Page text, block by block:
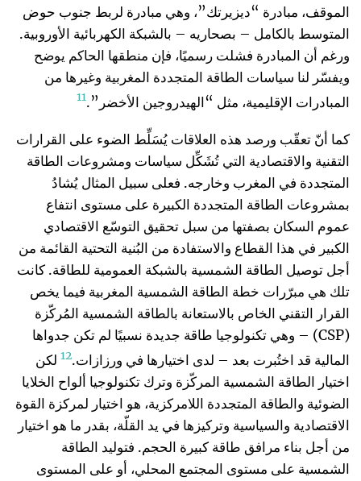
الموقف، مبادرة “ديزيرتك”، وهي مبادرة لربط جنوب حوض
المتوسط بالكامل – بصحاريه – بالشبكة الكهربائية الأوروبية.
ورغم أن المبادرة فشلت رسميًا، فإن منطقها الحاكم يوضح
ويفسّر لنا سياسات الطاقة المتجددة المغربية وغيرها من
المبادرات الإقليمية، مثل “الهيدروجين الأخضر”.11
كما أنّ تعقّب ورصد هذه العلاقات يُسَلِّط الضوء على القرارات
التقنية والاقتصادية التي تُشَكِّل سياسات ومشروعات الطاقة
المتجددة في المغرب وخارجه. فعلى سبيل المثال يُشادُ
بمشروعات الطاقة المتجددة الكبيرة على مستوى انتفاع
عموم السكان بصفتها من سبل تحقيق التوسّع الاقتصادي
الكبير في هذا القطاع والاستفادة من البُنية التحتية القائمة من
أجل توصيل الطاقة الشمسية بالشبكة العمومية للطاقة. كانت
تلك هي مبرّرات خطة الطاقة الشمسية المغربية فيما يخص
القرار التقني الخاص بالاستعانة بالطاقة الشمسية المُركّزة
(CSP) – وهي تكنولوجيا طاقة جديدة نسبيًا لم تكن جدواها
المالية قد اختُبرت بعد – لدى اختيارها في ورزازات.12لكن
اختيار الطاقة الشمسية المركّزة وترك تكنولوجيا ألواح الخلايا
الضوئية والطاقة المتجددة اللامركزية، هو اختيار لمركزة القوة
الاقتصادية والسياسية وتركيزها في يد القلّة، بقدر ما هو اختيار
من أجل بناء مرافق طاقة كبيرة الحجم. فتوليد الطاقة
الشمسية على مستوى المجتمع المحلي، أو على المستوى